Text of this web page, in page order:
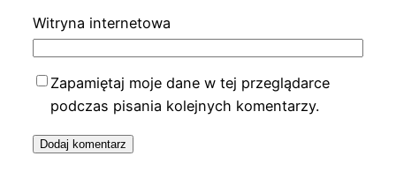
Witryna internetowa
Zapamiętaj moje dane w tej przeglądarce
podczas pisania kolejnych komentarzy.